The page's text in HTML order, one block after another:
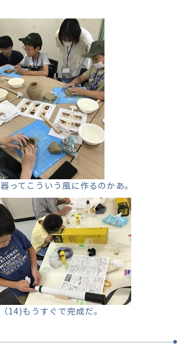
器ってこういう風に作るのかあ。
（14)もうすぐで完成だ。